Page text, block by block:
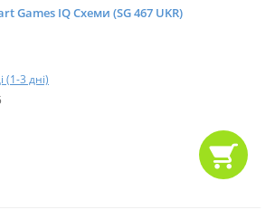
Games IQ Схеми (SG 467 UKR)
(1-3 дні)